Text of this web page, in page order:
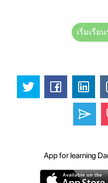
เริ่มเรีย
App for learning